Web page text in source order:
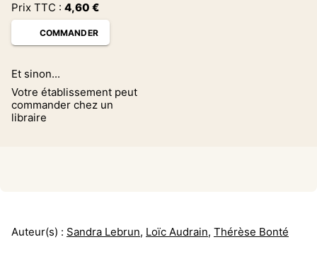
Prix TTC : 4,60 €
COMMANDER
Et sinon...
Votre établissement peut
commander chez un
libraire
Auteur(s) : Sandra Lebrun, Loïc Audrain, Thérèse Bonté